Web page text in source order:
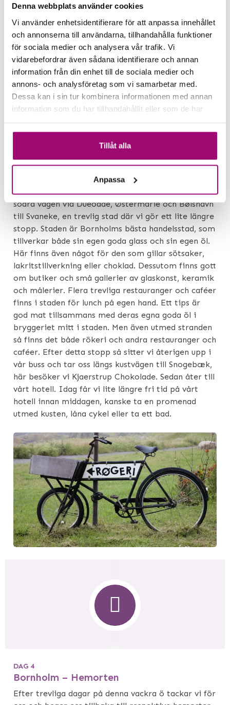
Denna webbplats använder cookies
Vi använder enhetsidentifierare för att anpassa innehållet
och annonserna till användarna, tillhandahålla funktioner
för sociala medier och analysera vår trafik. Vi
vidarebefordrar även sådana identifierare och annan
information från din enhet till de sociala medier och
annons- och analysföretag som vi samarbetar med.
Dessa kan i sin tur kombinera informationen med annan
information som du har tillhandahållit eller som de har
Tillåt alla
Anpassa
DAG 3
Rundtur på Sydbornholm
Denna morgon tar vi en lite senare start. Vi tar den
södra vägen via Dueodde, Østermarie och Bølshavn
till Svaneke, en trevlig stad där vi gör ett lite längre
stopp. Staden är Bornholms bästa handelsstad, som
tillverkar både sin egen goda glass och sin egen öl.
Här finns även något för den som gillar sötsaker,
lakritstillverkning eller choklad. Dessutom finns gott
om butiker och små gallerier av glaskonst, keramik
och målerier. Flera trevliga restauranger och caféer
finns i staden för lunch på egen hand. Ett tips är
god mat tillsammans med deras egna goda öl i
bryggeriet mitt i staden. Men även utmed stranden
så finns det både rökeri och andra restauranger och
caféer. Efter detta stopp så sitter vi återigen upp i
vår buss och tar oss längs kustvägen till Snogebæk,
här besöker vi Kjaerstrup Chokolade. Sedan åter till
vårt hotell. Idag får vi lite längre fri tid på vårt
hotell innan middagen, kanske ta en promenad
utmed kusten, låna cykel eller ta ett bad.
DAG 4
Bornholm – Hemorten
Efter trevliga dagar på denna vackra ö tackar vi för